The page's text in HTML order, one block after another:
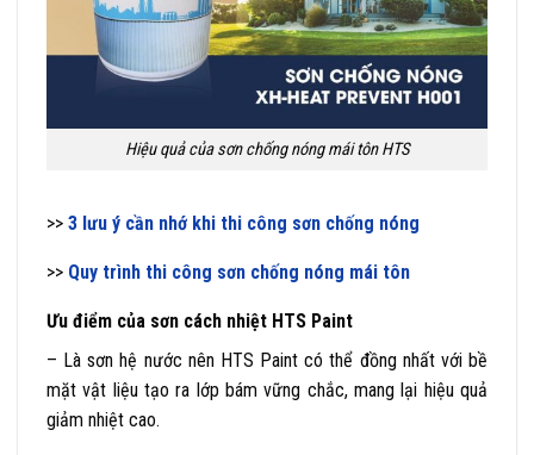
Hiệu quả của sơn chống nóng mái tôn HTS
>> 3 lưu ý cần nhớ khi thi công sơn chống nóng
>> Quy trình thi công sơn chống nóng mái tôn
Ưu điểm của sơn cách nhiệt HTS Paint
– Là sơn hệ nước nên HTS Paint có thể đồng nhất với bề
mặt vật liệu tạo ra lớp bám vững chắc, mang lại hiệu quả
giảm nhiệt cao.